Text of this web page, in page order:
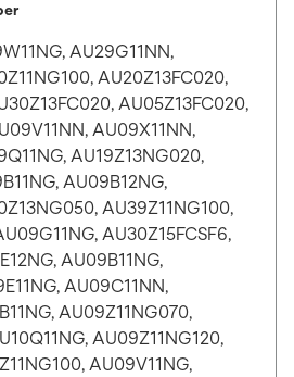
AU29G11NN,
AU20Z13FC020,
AU05Z13FC020,
AU09X11NN,
AU19Z13NG020,
AU09B12NG,
AU39Z11NG100,
AU30Z15FCSF6,
AU09B11NG,
AU09C11NN,
AU09Z11NG070,
AU09Z11NG120,
AU09V11NG,